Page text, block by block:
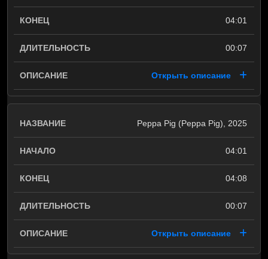
04:01
00:07
Открыть описание
Peppa Pig (Peppa Pig), 2025
04:01
04:08
00:07
Открыть описание